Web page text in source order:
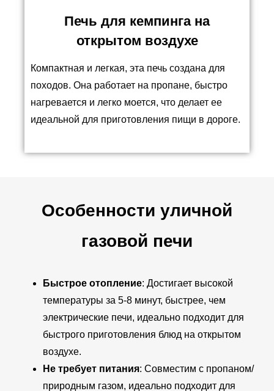
Печь для кемпинга на
открытом воздухе
Компактная и легкая, эта печь создана для
походов. Она работает на пропане, быстро
нагревается и легко моется, что делает ее
идеальной для приготовления пищи в дороге.
Особенности уличной
газовой печи
Быстрое отопление: Достигает высокой
температуры за 5-8 минут, быстрее, чем
электрические печи, идеально подходит для
быстрого приготовления блюд на открытом
воздухе.
Не требует питания: Совместим с пропаном/
природным газом, идеально подходит для